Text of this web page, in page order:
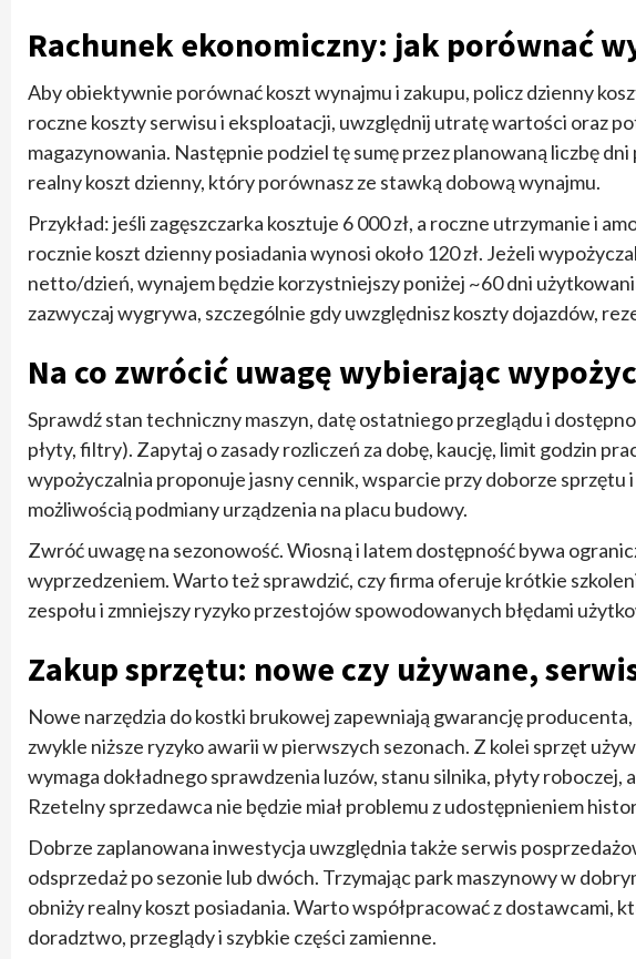
Rachunek ekonomiczny: jak porównać
Aby obiektywnie porównać koszt wynajmu i zakupu, policz dzienny
roczne koszty serwisu i eksploatacji, uwzględnij utratę wartości oraz
magazynowania. Następnie podziel tę sumę przez planowaną liczbę
realny koszt dzienny, który porównasz ze stawką dobową wynajmu.
Przykład: jeśli zagęszczarka kosztuje 6 000 zł, a roczne utrzymanie i
rocznie koszt dzienny posiadania wynosi około 120 zł. Jeżeli
netto/dzień, wynajem będzie korzystniejszy poniżej ~60 dni
zazwyczaj wygrywa, szczególnie gdy uwzględnisz koszty dojazdów,
Na co zwrócić uwagę wybierając
Sprawdź stan techniczny maszyn, datę ostatniego przeglądu i
płyty, filtry). Zapytaj o zasady rozliczeń za dobę, kaucję, limit godzin
wypożyczalnia proponuje jasny cennik, wsparcie przy doborze sprzętu
możliwością podmiany urządzenia na placu budowy.
Zwróć uwagę na sezonowość. Wiosną i latem dostępność bywa
wyprzedzeniem. Warto też sprawdzić, czy firma oferuje krótkie
zespołu i zmniejszy ryzyko przestojów spowodowanych błędami
Zakup sprzętu: nowe czy używane,
Nowe narzędzia do kostki brukowej zapewniają gwarancję
zwykle niższe ryzyko awarii w pierwszych sezonach. Z kolei sprzęt
wymaga dokładnego sprawdzenia luzów, stanu silnika, płyty
Rzetelny sprzedawca nie będzie miał problemu z udostępnieniem
Dobrze zaplanowana inwestycja uwzględnia także serwis
odsprzedaż po sezonie lub dwóch. Trzymając park maszynowy w
obniży realny koszt posiadania. Warto współpracować z dostawcami,
doradztwo, przeglądy i szybkie części zamienne.